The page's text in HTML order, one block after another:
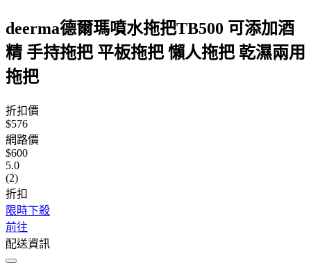
deerma德爾瑪噴水拖把TB500 可添加酒
精 手持拖把 平板拖把 懶人拖把 乾濕兩用
拖把
折扣價
$576
網路價
$600
5.0
(2)
折扣
限時下殺
前往
配送資訊